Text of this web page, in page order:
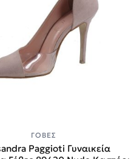
ΓΌΒΕΣ
Paggioti Γυναικεία